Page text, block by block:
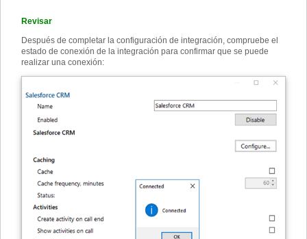
Revisar
Después de completar la configuración de integración, compruebe el
estado de conexión de la integración para confirmar que se puede
realizar una conexión: